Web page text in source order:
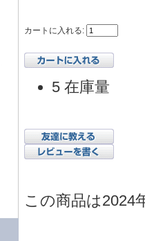
カートに入れる:
5 在庫量
この商品は2024